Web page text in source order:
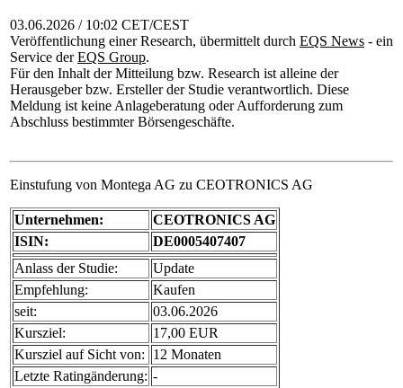
03.06.2026 / 10:02 CET/CEST
Veröffentlichung einer Research, übermittelt durch EQS News - ein
Service derEQS Group.
Für den Inhalt der Mitteilung bzw. Research ist alleine der
Herausgeber bzw. Ersteller der Studie verantwortlich. Diese
Meldung ist keine Anlageberatung oder Aufforderung zum
Abschluss bestimmter Börsengeschäfte.
Einstufung von Montega AG zu CEOTRONICS AG
Unternehmen:
CEOTRONICS AG
ISIN:
DE0005407407
Anlass der Studie:
Update
Empfehlung:
Kaufen
seit:
03.06.2026
Kursziel:
17,00 EUR
Kursziel auf Sicht von:
12 Monaten
Letzte Ratingänderung: -